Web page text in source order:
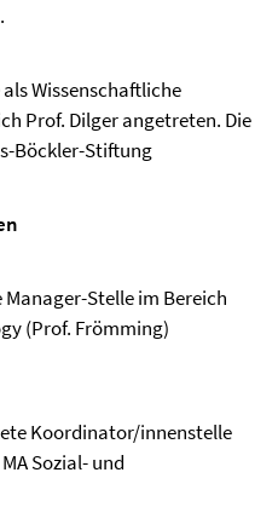
Wissenschaftliche
Prof. Dilger angetreten. Die
Böckler-Stiftung
Manager-Stelle im Bereich
(Prof. Frömming)
Koordinator/innenstelle
Sozial- und